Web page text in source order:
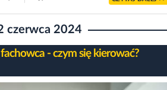
czerwca 2024
- czym się kierować?